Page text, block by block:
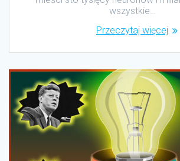
wszystkie…
Przeczytaj więcej